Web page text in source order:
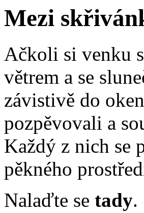
Mezi
Ačkoli si venku
větrem a se
závistivě do
pozpěvovali a
Každý z nich se
pěkného
Nalaďte se tady.